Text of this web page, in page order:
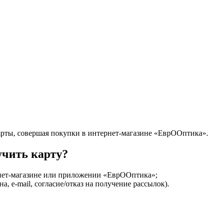
совершая покупки в интернет-магазине «ЕврООптика».
карту?
магазине или приложении «ЕврООптика»;
e-mail, согласие/отказ на получение рассылок).